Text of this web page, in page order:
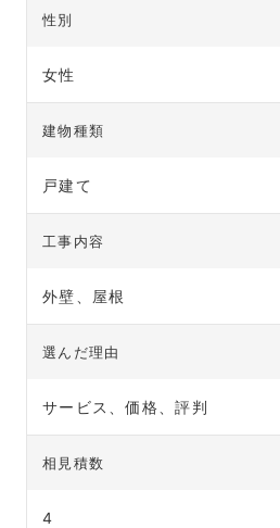
性別
女性
建物種類
戸建て
工事内容
外壁、屋根
選んだ理由
サービス、価格、評判
相見積数
4